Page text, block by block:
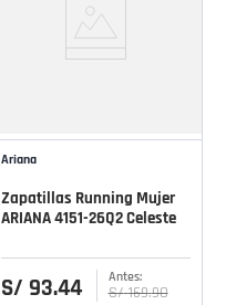
Ariana
Zapatillas Running Mujer
ARIANA 4151-26Q2 Celeste
S/ 93.44 S/ 169.90